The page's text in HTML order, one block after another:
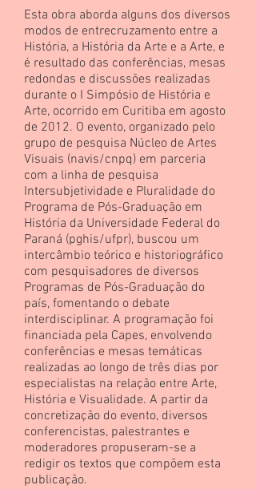
Esta obra aborda alguns dos diversos
modos de entrecruzamento entre a
História, a História da Arte e a Arte, e
é resultado das conferências, mesas
redondas e discussões realizadas
durante o I Simpósio de História e
Arte, ocorrido em Curitiba em agosto
de 2012. O evento, organizado pelo
grupo de pesquisa Núcleo de Artes
Visuais (navis/cnpq) em parceria
com a linha de pesquisa
Intersubjetividade e Pluralidade do
Programa de Pós-Graduação em
História da Universidade Federal do
Paraná (pghis/ufpr), buscou um
intercâmbio teórico e historiográfico
com pesquisadores de diversos
Programas de Pós-Graduação do
país, fomentando o debate
interdisciplinar. A programação foi
financiada pela Capes, envolvendo
conferências e mesas temáticas
realizadas ao longo de três dias por
especialistas na relação entre Arte,
História e Visualidade. A partir da
concretização do evento, diversos
conferencistas, palestrantes e
moderadores propuseram-se a
redigir os textos que compõem esta
publicação.